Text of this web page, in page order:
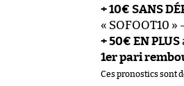
+ 10€ SANS
« SOFOOT10 »
+ 50€ EN PLUS
1er pari
Ces pronostics sont